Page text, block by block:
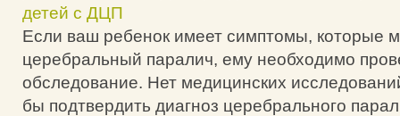
детей с ДЦП
Если ваш ребенок имеет симптомы, которые
церебральный паралич, ему необходимо
обследование. Нет медицинских
бы подтвердить диагноз церебрального